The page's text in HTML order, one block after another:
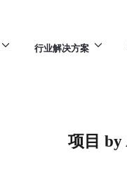
行业解决方案
项目 by